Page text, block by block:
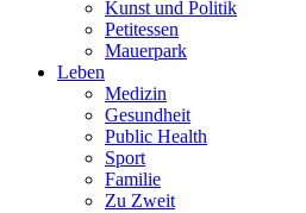
Kunst und Politik
Petitessen
Mauerpark
Leben
Medizin
Gesundheit
Public Health
Sport
Familie
Zu Zweit